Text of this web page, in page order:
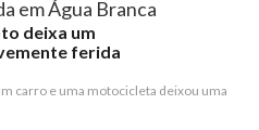
deixa um
ferida
carro e uma motocicleta deixou uma